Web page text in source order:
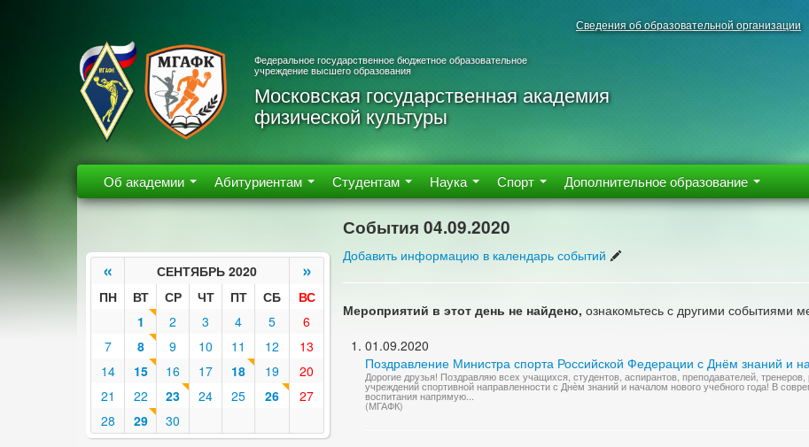
Сведения об образовательной организации
Федеральное государственное бюджетное образовательное
учреждение высшего образования
Московская государственная академия
физической культуры
Об академии Абитуриентам Студентам Наука Спорт Дополнительное образование
« СЕНТЯБРЬ 2020 »
ПН ВТ СР ЧТ ПТ СБ
ВС
1
2 3 4 5
6
7
8 9 10 11 12
13
14
15 16 17 18 19
20
21
22 23 24 25 26
27
28
29 30
События 04.09.2020
Добавить информацию в календарь событий
Мероприятий в этот день не найдено, ознакомьтесь с другими событиями
01.09.2020
Поздравление Министра спорта Российской Федерации с Днём знаний и
Дорогие друзья! Поздравляю всех учащихся, студентов, аспирантов, преподавателей,
учреждений спортивной направленности с Днѐм знаний и началом нового учебного года! В
воспитания напрямую...
(МГАФК)